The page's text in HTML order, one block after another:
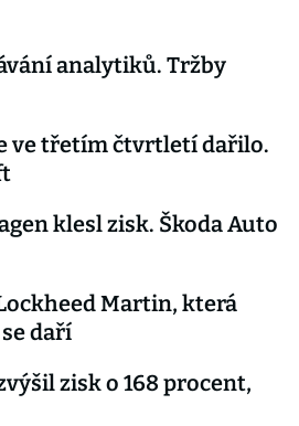
analytiků. Tržby
ve třetím čtvrtletí dařilo.
klesl zisk. Škoda Auto
Martin, která
daří
zisk o 168 procent,